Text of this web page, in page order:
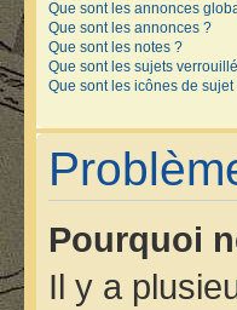
Que sont les annonces
Que sont les annonces ?
Que sont les notes ?
Que sont les sujets
Que sont les icônes de sujet
Pourquoi
Il y a